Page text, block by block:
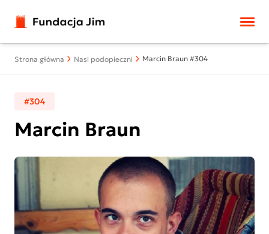
Strona główna Nasi podopieczni Marcin Braun #304
#304
Marcin Braun